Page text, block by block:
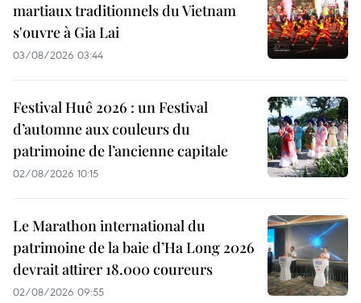
martiaux traditionnels du Vietnam
s'ouvre à Gia Lai
03/08/2026 03:44
Festival Huê 2026 : un Festival
d’automne aux couleurs du
patrimoine de l’ancienne capitale
02/08/2026 10:15
Le Marathon international du
patrimoine de la baie d’Ha Long 2026
devrait attirer 18.000 coureurs
02/08/2026 09:55